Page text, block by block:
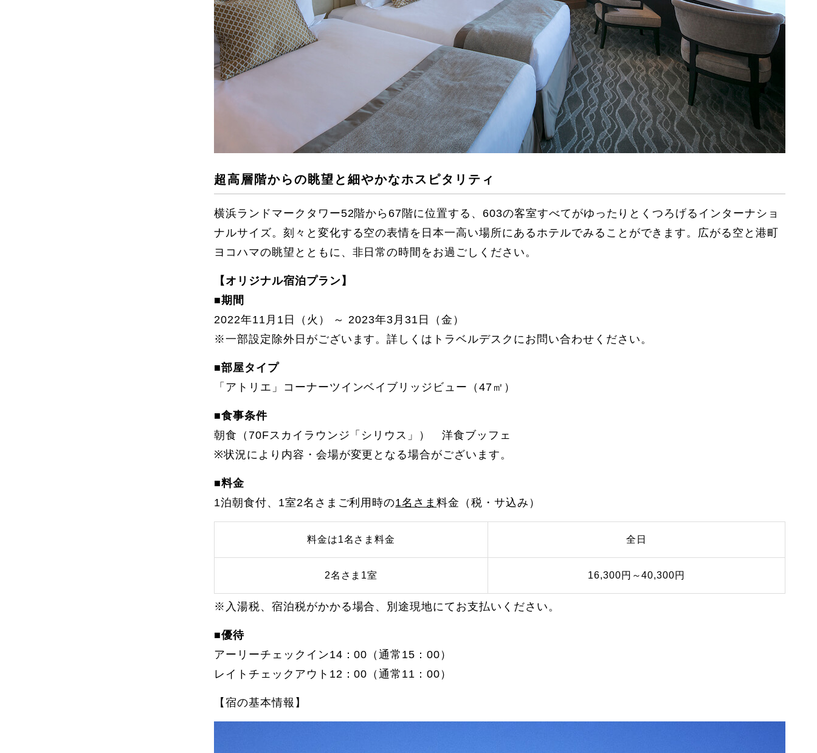
超高層階からの眺望と細やかなホスピタリティ
横浜ランドマークタワー52階から67階に位置する、603の客室すべてがゆったりとくつろげるインターナショ
ナルサイズ。刻々と変化する空の表情を日本一高い場所にあるホテルでみることができます。広がる空と港町
ヨコハマの眺望とともに、非日常の時間をお過ごしください。
【オリジナル宿泊プラン】
■期間
2022年11月1日（火） ～ 2023年3月31日（金）
※一部設定除外日がございます。詳しくはトラベルデスクにお問い合わせください。
■部屋タイプ
「アトリエ」コーナーツインベイブリッジビュー（47㎡）
■食事条件
朝食（70Fスカイラウンジ「シリウス」） 洋食ブッフェ
※状況により内容・会場が変更となる場合がございます。
■料金
1泊朝食付、1室2名さまご利用時の1名さま料金（税・サ込み）
料金は1名さま料金 全日
2名さま1室 16,300円～40,300円
※入湯税、宿泊税がかかる場合、別途現地にてお支払いください。
■優待
アーリーチェックイン14：00（通常15：00）
レイトチェックアウト12：00（通常11：00）
【宿の基本情報】